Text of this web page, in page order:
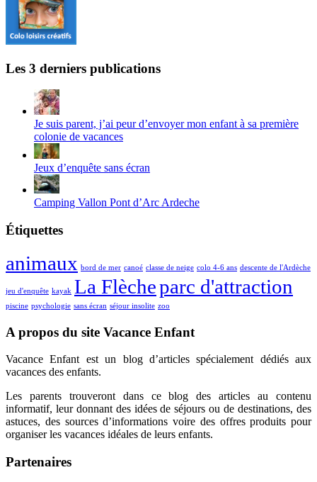
Les 3 derniers publications
Je suis parent, j’ai peur d’envoyer mon enfant à sa première
colonie de vacances
Jeux d’enquête sans écran
Camping Vallon Pont d’Arc Ardeche
Étiquettes
animaux bord de mer canoé classe de neige colo 4-6 ans descente de l'Ardèche
jeu d'enquête kayak La Flècheparc d'attraction
piscine psychologie sans écran séjour insolite zoo
A propos du site Vacance Enfant
Vacance Enfant est un blog d’articles spécialement dédiés aux
vacances des enfants.
Les parents trouveront dans ce blog des articles au contenu
informatif, leur donnant des idées de séjours ou de destinations, des
astuces, des sources d’informations voire des offres produits pour
organiser les vacances idéales de leurs enfants.
Partenaires